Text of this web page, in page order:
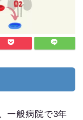
一般病院で3年